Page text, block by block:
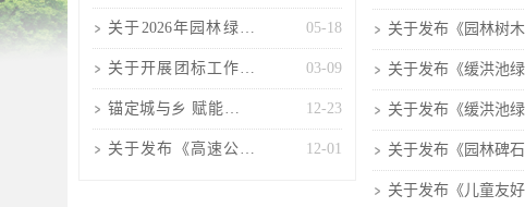
技术规程(征求意见
稿)》
关于2026年园林绿化
工程项目负责人考核
培训
05-18
关于开展团标工作的
通知
03-09
锚定城与乡 赋能景与
人 山西风景园林协会
12-23
关于发布《高速公路 12-01
关于发布《园林树
关于发布《缓洪池
关于发布《缓洪池
关于发布《园林碑
关于发布《儿童友